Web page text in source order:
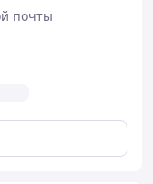
почты